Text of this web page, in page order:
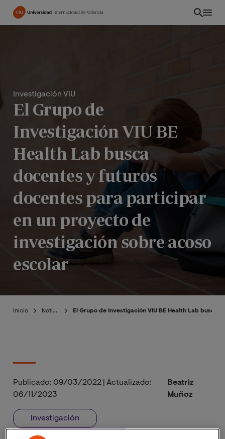
Pasar
Investigación VIU
El Grupo de
Investigación VIU BE
Health Lab busca
docentes y futuros
docentes para participar
en un proyecto de
investigación sobre acoso
escolar
Inicio Noticias El Grupo de Investigación VIU BE Health Lab
Publicado: 09/03/2022
Actualizado:
06/11/2023
Beatriz
Muñoz
Investigación
Proyecto Investigación